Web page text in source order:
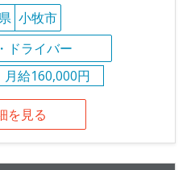
小牧市
ドライバー
月給160,000円
を見る